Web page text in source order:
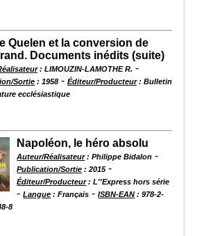
Quelen et la conversion de
Documents inédits (suite)
: LIMOUZIN-LAMOTHE R. -
Sortie : 1958 - Éditeur/Producteur: Bulletin
ecclésiastique
Napoléon, le héro absolu
Auteur/Réalisateur: Philippe Bidalon -
Publication/Sortie : 2015-
Éditeur/Producteur: L''Express hors série
-Langue : Français -ISBN-EAN : 978-2-
8